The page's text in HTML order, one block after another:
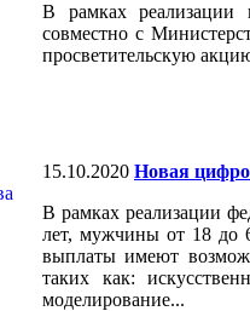
В рамках реализации
совместно с
просветительскую
15.10.2020 Новая
В рамках реализации
лет, мужчины от 18 до
выплаты имеют
таких как:
моделирование...